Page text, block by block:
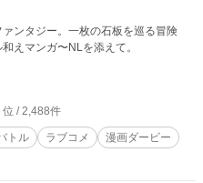
ンタジー。一枚の石板を巡る冒険
えマンガ〜NLを添えて。
位 / 2,488件
トル ラブコメ
漫画ダービー